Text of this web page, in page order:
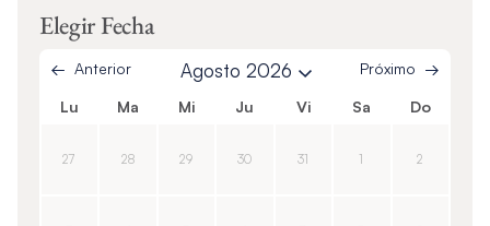
Elegir Fecha
Anterior Agosto 2026 Próximo
Lu Ma Mi Ju Vi Sa Do
27 28 29 30 31 1 2